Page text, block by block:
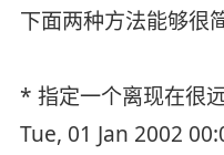
下面两种方法能够很
* 指定一个离现在很
Tue, 01 Jan 2002